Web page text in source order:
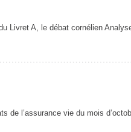
Livret A, le débat cornélien
l’assurance vie du mois